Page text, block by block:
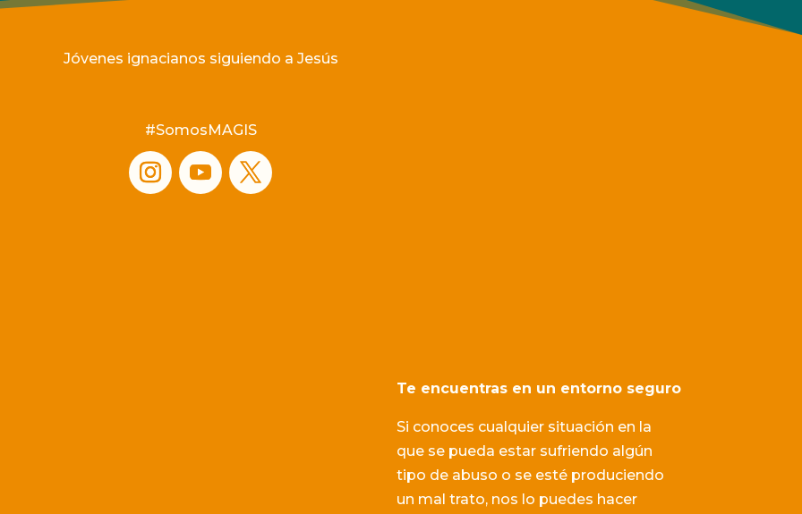
Jóvenes ignacianos siguiendo a Jesús
#SomosMAGIS
Te encuentras en un entorno seguro
Si conoces cualquier situación en la
que se pueda estar sufriendo algún
tipo de abuso o se esté produciendo
un mal trato, nos lo puedes hacer